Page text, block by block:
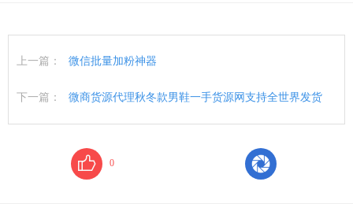
上一篇： 微信批量加粉神器
下一篇： 微商货源代理秋冬款男鞋一手货源网支持全世界发货
0